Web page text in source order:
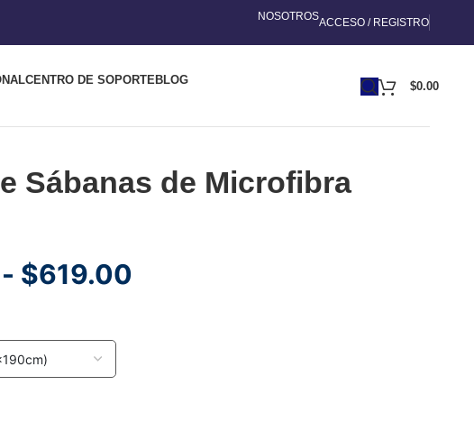
NOSOTROSACCESO / REGISTRO
CENTRO DE SOPORTEBLOG $0.00
Sábanas de Microfibra
- $619.00